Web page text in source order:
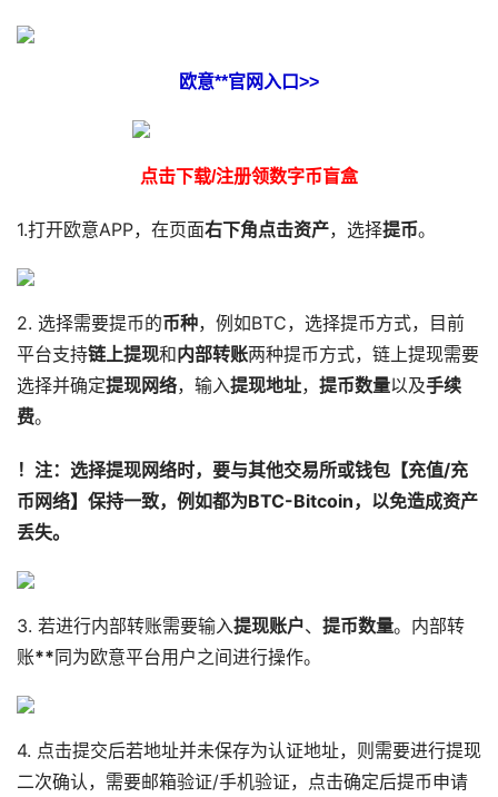
欧意**官网入口>>
点击下载/注册领数字币盲盒
1.打开欧意APP，在页面右下角点击资产，选择提币。
2. 选择需要提币的币种，例如BTC，选择提币方式，目前
平台支持链上提现和内部转账两种提币方式，链上提现需要
选择并确定提现网络，输入提现地址， 提币数量以及手续
费。
！注：选择提现网络时，要与其他交易所或钱包【充值/充
币网络】保持一致，例如都为BTC-Bitcoin， 以免造成资产
丢失。
3. 若进行内部转账需要输入提现账户、 提币数量。内部转
账**同为欧意平台用户之间进行操作。
4. 点击提交后若地址并未保存为认证地址，则需要进行提现
二次确认，需要邮箱验证/手机验证，点击确定后提币申请